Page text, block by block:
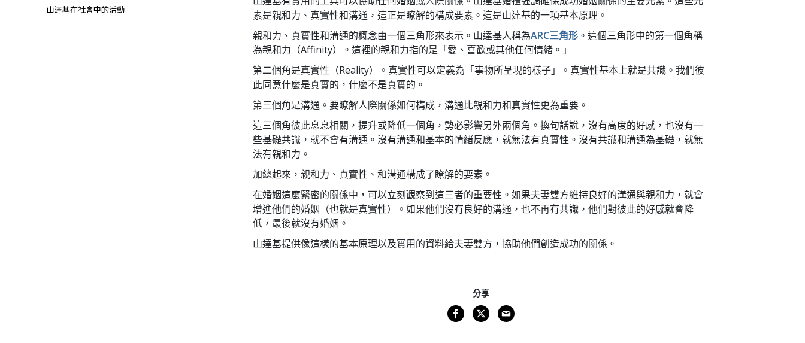
素是親和力、真實性和溝通，這正是瞭解的構成要素。這是山達基的一項基本原理。
親和力、真實性和溝通的概念由一個三角形來表示。山達基人稱為ARC三角形 。這個三角形中的第一個角稱
為親和力（Affinity）。這裡的親和力指的是「愛、喜歡或其他任何情緒。」
第二個角是真實性（Reality）。真實性可以定義為「事物所呈現的樣子」。真實性基本上就是共識。我們彼
此同意什麼是真實的，什麼不是真實的。
第三個角是溝通。要瞭解人際關係如何構成，溝通比親和力和真實性更為重要。
這三個角彼此息息相關，提升或降低一個角，勢必影響另外兩個角。換句話說，沒有高度的好感，也沒有一
些基礎共識，就不會有溝通。沒有溝通和基本的情緒反應，就無法有真實性。沒有共識和溝通為基礎，就無
法有親和力。
加總起來，親和力、真實性、和溝通構成了瞭解的要素。
在婚姻這麼緊密的關係中，可以立刻觀察到這三者的重要性。如果夫妻雙方維持良好的溝通與親和力，就會
增進他們的婚姻（也就是真實性）。如果他們沒有良好的溝通，也不再有共識，他們對彼此的好感就會降
低，最後就沒有婚姻。
山達基提供像這樣的基本原理以及實用的資料給夫妻雙方，協助他們創造成功的關係。
分享
山達基在社會中的活動